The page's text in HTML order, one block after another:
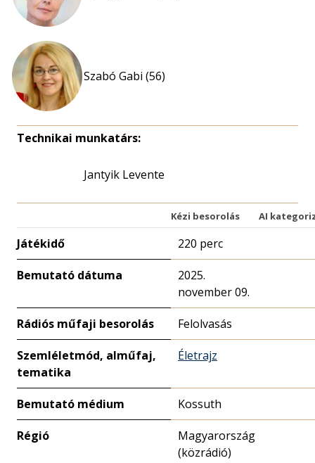
Szabó Gabi (56)
Technikai munkatárs:
Jantyik Levente
Kézi besorolás AI
Játékidő 220 perc
Bemutató dátuma
2025.
november 09.
Rádiós műfaji besorolás Felolvasás
Szemléletmód, alműfaj,
tematika
Életrajz
Bemutató médium Kossuth
Régió
Magyarország
(közrádió)